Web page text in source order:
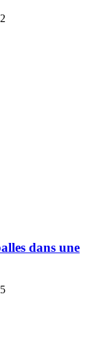
dans une